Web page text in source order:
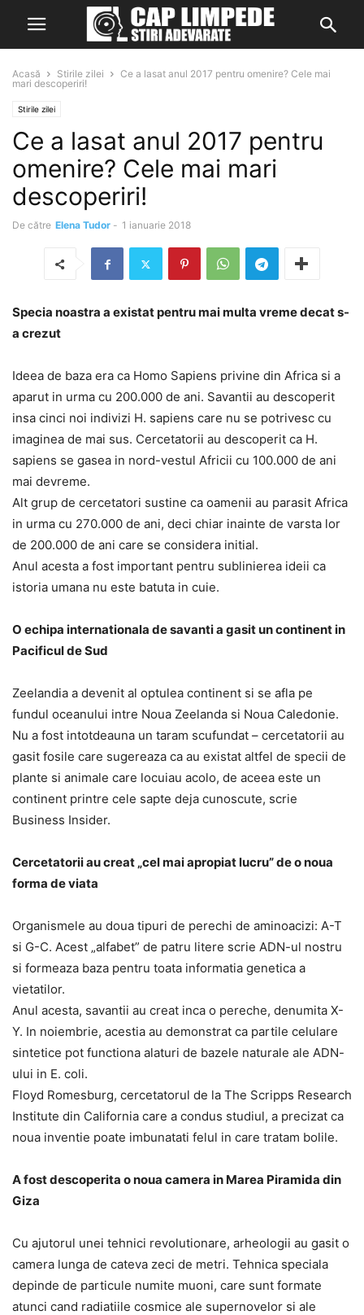
Acasă Stirile zilei
Ce a lasat anul 2017 pentru omenire? Cele mai
mari descoperiri!
Stirile zilei
Ce a lasat anul 2017 pentru
omenire? Cele mai mari
descoperiri!
De către Elena Tudor - 1 ianuarie 2018
Specia noastra a existat pentru mai multa vreme decat s-
a crezut
Ideea de baza era ca Homo Sapiens privine din Africa si a
aparut in urma cu 200.000 de ani. Savantii au descoperit
insa cinci noi indivizi H. sapiens care nu se potrivesc cu
imaginea de mai sus. Cercetatorii au descoperit ca H.
sapiens se gasea in nord-vestul Africii cu 100.000 de ani
mai devreme.
Alt grup de cercetatori sustine ca oamenii au parasit Africa
in urma cu 270.000 de ani, deci chiar inainte de varsta lor
de 200.000 de ani care se considera initial.
Anul acesta a fost important pentru sublinierea ideii ca
istoria umana nu este batuta in cuie.
O echipa internationala de savanti a gasit un continent in
Pacificul de Sud
Zeelandia a devenit al optulea continent si se afla pe
fundul oceanului intre Noua Zeelanda si Noua Caledonie.
Nu a fost intotdeauna un taram scufundat – cercetatorii au
gasit fosile care sugereaza ca au existat altfel de specii de
plante si animale care locuiau acolo, de aceea este un
continent printre cele sapte deja cunoscute, scrie
Business Insider.
Cercetatorii au creat „cel mai apropiat lucru” de o noua
forma de viata
Organismele au doua tipuri de perechi de aminoacizi: A-T
si G-C. Acest „alfabet” de patru litere scrie ADN-ul nostru
si formeaza baza pentru toata informatia genetica a
vietatilor.
Anul acesta, savantii au creat inca o pereche, denumita X-
Y. In noiembrie, acestia au demonstrat ca partile celulare
sintetice pot functiona alaturi de bazele naturale ale ADN-
ului in E. coli.
Floyd Romesburg, cercetatorul de la The Scripps Research
Institute din California care a condus studiul, a precizat ca
noua inventie poate imbunatati felul in care tratam bolile.
A fost descoperita o noua camera in Marea Piramida din
Giza
Cu ajutorul unei tehnici revolutionare, arheologii au gasit o
camera lunga de cateva zeci de metri. Tehnica speciala
depinde de particule numite muoni, care sunt formate
atunci cand radiatiile cosmice ale supernovelor si ale